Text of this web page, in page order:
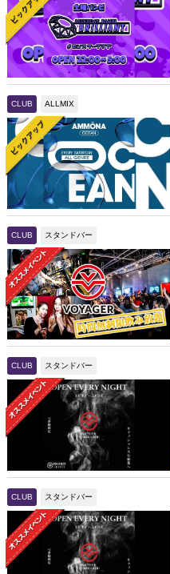
CLUB ALLMIX
CLUB スタンドバー
CLUB スタンドバー
CLUB スタンドバー